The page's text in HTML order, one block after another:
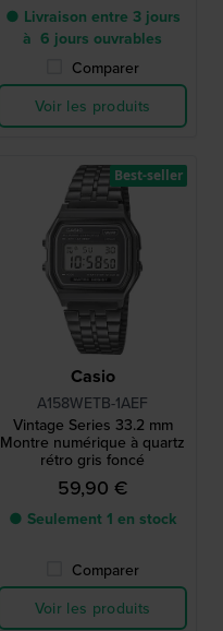
● Livraison entre 3 jours
à 6 jours ouvrables
Comparer
Voir les produits
Casio
A158WETB-1AEF
Vintage Series 33.2 mm
Montre numérique à quartz
rétro gris foncé
59,90 €
● Seulement 1 en stock
Comparer
Voir les produits
Best-seller